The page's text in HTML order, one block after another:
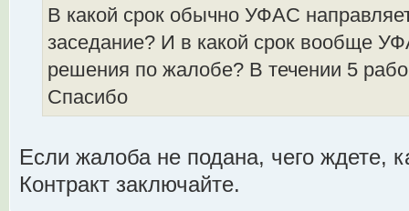
В какой срок обычно УФАС
заседание? И в какой срок вообще
решения по жалобе? В течении 5
Спасибо
Если жалоба не подана, чего ждете,
Контракт заключайте.